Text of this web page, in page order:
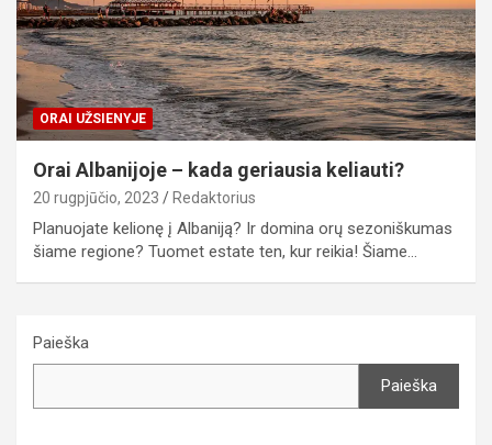
ORAI UŽSIENYJE
Orai Albanijoje – kada geriausia keliauti?
20 rugpjūčio, 2023 Redaktorius
Planuojate kelionę į Albaniją? Ir domina orų sezoniškumas
šiame regione? Tuomet estate ten, kur reikia! Šiame…
Paieška
Paieška